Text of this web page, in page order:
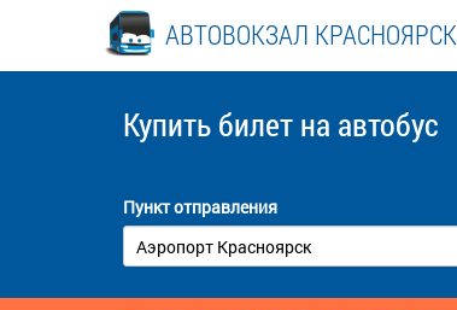
АВТОВОКЗАЛ КРАСНОЯРСК
Купить билет на автобус
Пункт отправления